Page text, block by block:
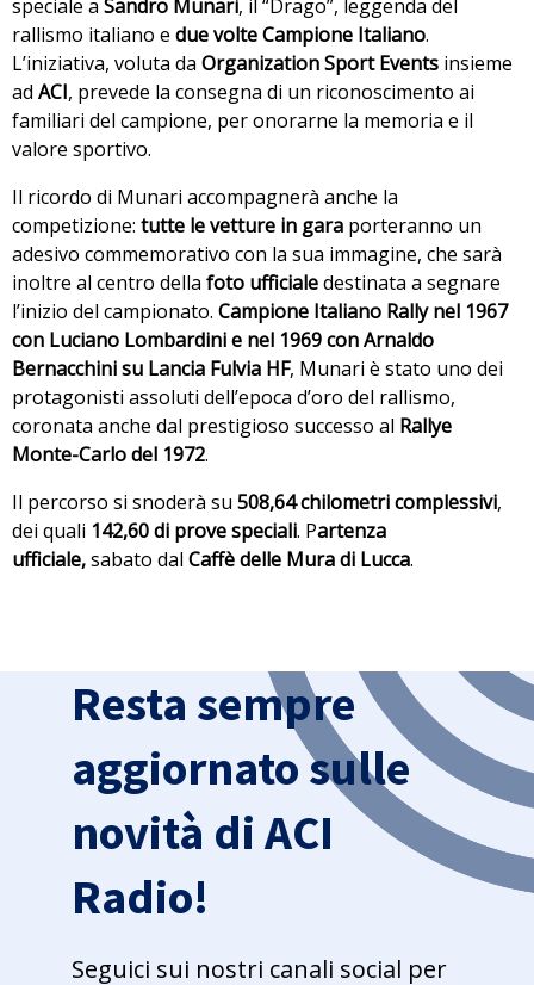
speciale a Sandro Munari, il “Drago”, leggenda del
rallismo italiano e due volte Campione Italiano.
L’iniziativa, voluta da Organization Sport Events insieme
ad ACI, prevede la consegna di un riconoscimento ai
familiari del campione, per onorarne la memoria e il
valore sportivo.
Il ricordo di Munari accompagnerà anche la
competizione: tutte le vetture in gara porteranno un
adesivo commemorativo con la sua immagine, che sarà
inoltre al centro della foto ufficialedestinata a segnare
l’inizio del campionato. Campione Italiano Rally nel 1967
con Luciano Lombardini e nel 1969 con Arnaldo
Bernacchini su Lancia Fulvia HF, Munari è stato uno dei
protagonisti assoluti dell’epoca d’oro del rallismo,
coronata anche dal prestigioso successo al Rallye
Monte-Carlo del 1972.
Il percorso si snoderà su 508,64 chilometri complessivi,
dei quali 142,60 di prove speciali. Partenza
ufficiale,sabato dal Caffè delle Mura di Lucca.
Resta sempre
aggiornato sulle
novità di ACI
Radio!
Seguici sui nostri canali social per